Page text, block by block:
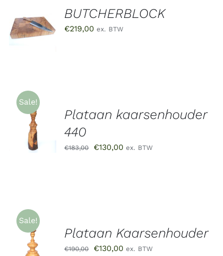
AAN
WINKELWAGEN
BUTCHERBLOCK
€219,00 ex. BTW
Sale!
TOEVOEGEN
AAN
WINKELWAGEN
/
DETAILS
Plataan kaarsenhouder
440
€183,00
Oorspronkelijke
€130,00 Huidige
ex. BTW
Sale!
TOEVOEGEN
AAN
WINKELWAGEN
Plataan Kaarsenhouder
€190,00
Oorspronkelijke
€130,00 Huidige
ex. BTW